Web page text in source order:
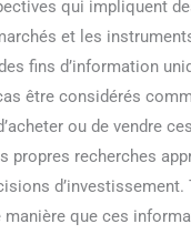
qui impliquent
et les
fins d’information
être considérés
ou de vendre
propres recherches
d’investissement.
manière que ces